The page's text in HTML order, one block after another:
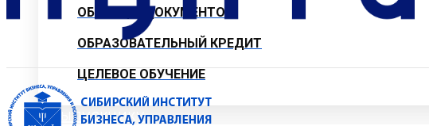
ОБРАЗЦЫ ДОКУМЕНТОВ
ОБРАЗОВАТЕЛЬНЫЙ КРЕДИТ
ЦЕЛЕВОЕ ОБУЧЕНИЕ
Выпускнику